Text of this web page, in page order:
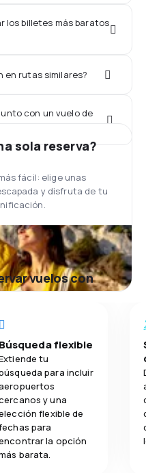
los billetes más baratos
en rutas similares?
con un vuelo de
sola reserva?
fácil: elige unas
y disfruta de tu
vuelos con
Búsqueda flexible
tu
para incluir
y una
flexible de
para
la opción
barata.